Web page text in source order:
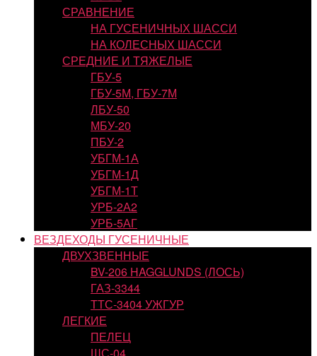
СРАВНЕНИЕ
НА ГУСЕНИЧНЫХ ШАССИ
НА КОЛЕСНЫХ ШАССИ
СРЕДНИЕ И ТЯЖЕЛЫЕ
ГБУ-5
ГБУ-5М, ГБУ-7М
ЛБУ-50
МБУ-20
ПБУ-2
УБГМ-1А
УБГМ-1Д
УБГМ-1Т
УРБ-2А2
УРБ-5АГ
ВЕЗДЕХОДЫ ГУСЕНИЧНЫЕ
ДВУХЗВЕННЫЕ
BV-206 HAGGLUNDS (ЛОСЬ)
ГАЗ-3344
ТТС-3404 УЖГУР
ЛЕГКИЕ
ПЕЛЕЦ